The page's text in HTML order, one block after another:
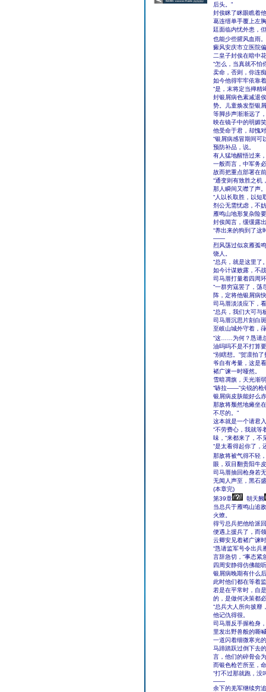
后头。”
封俟眯了眯眼瞧着
葛连缙单手覆上左
廷面临内忧外患，
也能少些腥风血雨
癜风安庆市立医院
二皇子封俟在暗中
“怎么，当真就不怕
卖命，否则，你连
如今他得牢牢依靠
“是，末将定当殚精
封银屑病色素减退
势。儿童焕发型银
等脚步声渐渐远了
映在镜子中的明媚
他受命于君，却愧
“银屑病感冒期间可
预防补品，说。
有人猛地醒悟过来
一般而言，中军务
故而把重点部署在
“通变则有致胜之机
那人瞬间又噤了声。
“人以长取胜，以短
剂公无需忧虑，不
雁鸣山地形复杂险
封俟闻言，缓缓露
“养出来的狗到了这
——
烈风荡过似哀雁孤
饶人。
“总兵，就是这里了
如今计谋败露，不
司马厝打量着四周
“一群穷寇罢了，荡
阵，定将他银屑病
司马厝淡淡应下，
“总兵，我们大可与
司马厝沉思片刻白
至岐山城外守着，
“这……为何？恳请
油吗吗不是不打算
“别瞎想。”贺凛拍
爷自有考量，这是
褚广谏一时哑然。
雪暗凋旗，天光渐
“哧拉——”尖锐的枪
银屑病皮肤能好么
那敌将颓然地瘫坐
不尽的。”
这本就是一个请君
“不劳费心，我就等
味，“来都来了，不
“是太看得起你了，
那敌将被气得不轻
眼，双目翻贵阳牛
司马厝抽回枪身若
无闻人声至，黑石
(本章完)
第39章
朝天阙
当总兵于雁鸣山追
火燎。
得亏总兵把他给派
便遇上援兵了，而
云卿安见着褚广谏
“恳请监军号令出兵
言辞急切，“事态紧
四周安静得仿佛能
银屑病晚期有什么
此时他们都在等着
若是在平常时，自
的，是做何决策都
“总兵大人所向披靡
他记仇得很。
司马厝反手握枪身
里发出野兽般的嘶
一道闪着细微寒光
马蹄踏跃过倒下去
言，他们的碎骨会
而银色枪芒所至，
“打不过那就跑，没
——
余下的羌军继续穷